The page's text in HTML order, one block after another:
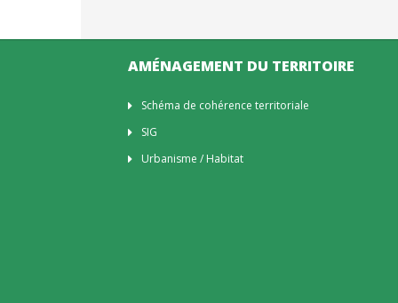
AMÉNAGEMENT DU TERRITOIRE
Schéma de cohérence territoriale
SIG
Urbanisme / Habitat